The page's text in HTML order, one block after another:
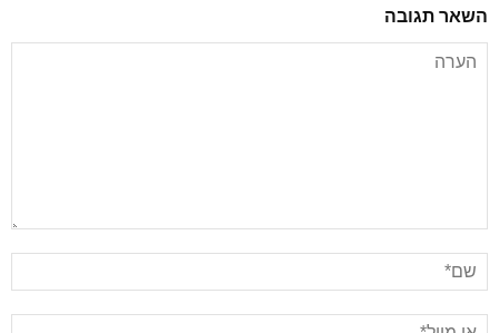
השאר תגובה